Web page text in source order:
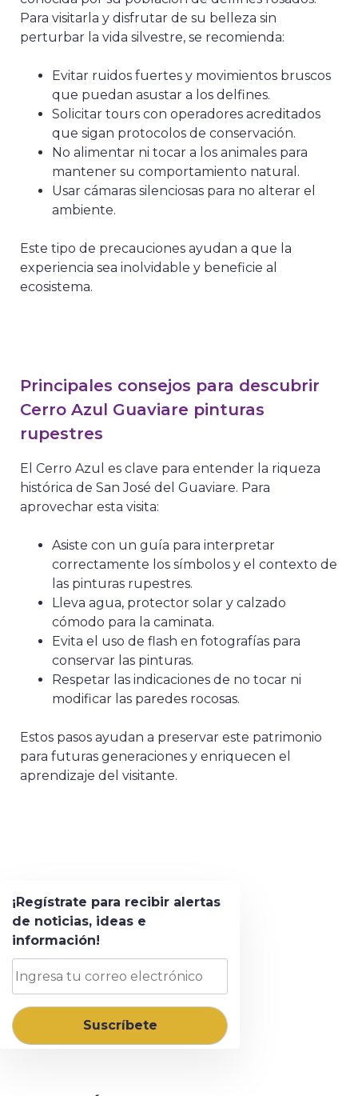
Para visitarla y disfrutar de su belleza sin
perturbar la vida silvestre, se recomienda:
Evitar ruidos fuertes y movimientos bruscos
que puedan asustar a los delfines.
Solicitar tours con operadores acreditados
que sigan protocolos de conservación.
No alimentar ni tocar a los animales para
mantener su comportamiento natural.
Usar cámaras silenciosas para no alterar el
ambiente.
Este tipo de precauciones ayudan a que la
experiencia sea inolvidable y beneficie al
ecosistema.
Principales consejos para descubrir
Cerro Azul Guaviare pinturas
rupestres
El Cerro Azul es clave para entender la riqueza
histórica de San José del Guaviare. Para
aprovechar esta visita:
Asiste con un guía para interpretar
correctamente los símbolos y el contexto de
las pinturas rupestres.
Lleva agua, protector solar y calzado
cómodo para la caminata.
Evita el uso de flash en fotografías para
conservar las pinturas.
Respetar las indicaciones de no tocar ni
modificar las paredes rocosas.
Estos pasos ayudan a preservar este patrimonio
para futuras generaciones y enriquecen el
aprendizaje del visitante.
¡Regístrate para recibir alertas
de noticias, ideas e
información!